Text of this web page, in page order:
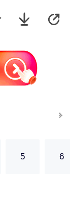
5 6